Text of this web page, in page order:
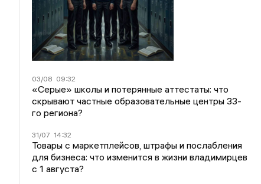
03/08 09:32
«Серые» школы и потерянные аттестаты: что
скрывают частные образовательные центры 33-
го региона?
31/07 14:32
Товары с маркетплейсов, штрафы и послабления
для бизнеса: что изменится в жизни владимирцев
с 1 августа?